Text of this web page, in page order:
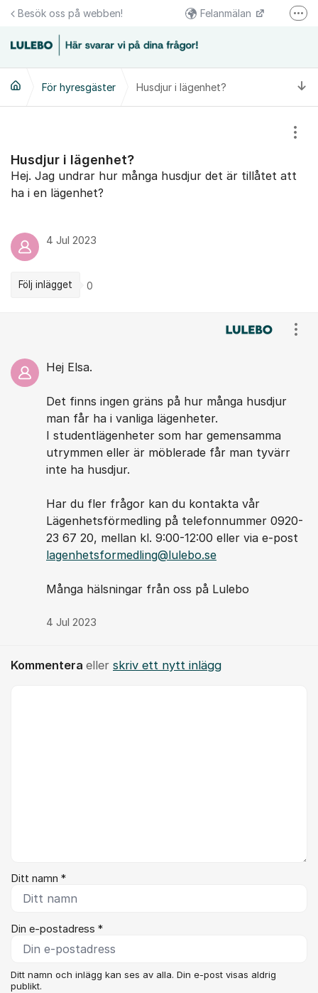
Hoppa till innehåll
Besök oss på webben! Felanmälan
Följs oss på Facebook
Växel 0920-23 67 00
Kundcenter 0920-23 67 30
För hyresgäster Husdjur i lägenhet?
Husdjur i lägenhet?
Hej. Jag undrar hur många husdjur det är tillåtet att
ha i en lägenhet?
4 Jul 2023
Följ inlägget 0
Hej Elsa.
Det finns ingen gräns på hur många husdjur
man får ha i vanliga lägenheter.
I studentlägenheter som har gemensamma
utrymmen eller är möblerade får man tyvärr
inte ha husdjur.
Har du fler frågor kan du kontakta vår
Lägenhetsförmedling på telefonnummer 0920-
23 67 20, mellan kl. 9:00-12:00 eller via e-post
lagenhetsformedling@lulebo.se
Många hälsningar från oss på Lulebo
4 Jul 2023
Kommentera eller skriv ett nytt inlägg
Ditt namn *
Din e-postadress *
Ditt namn och inlägg kan ses av alla. Din e-post visas aldrig
publikt.